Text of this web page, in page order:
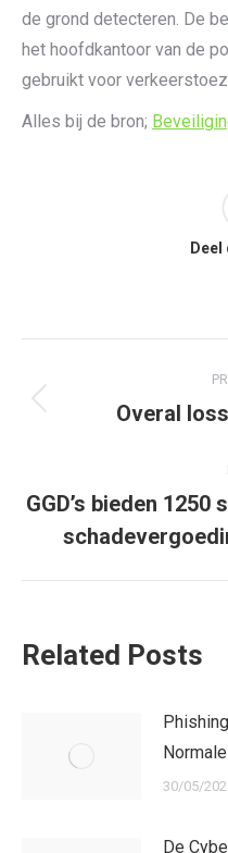
de grond detecteren. De
het hoofdkantoor van de
gebruikt voor
Alles bij de bron;
navigation
Overal
GGD’s bieden
Related Posts
30/05/
De